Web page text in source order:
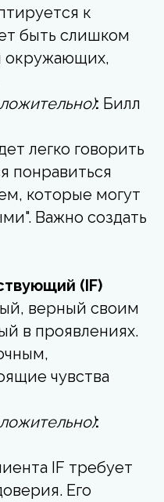
к
быть слишком
окружающих,
: Билл
легко говорить
понравиться
которые могут
Важно создать
(IF)
верный своим
в проявлениях.
чувства
:
IF требует
Его